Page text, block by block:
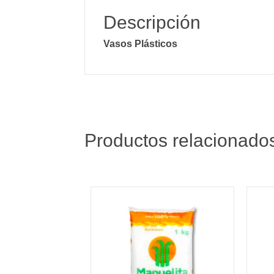
Descripción
Vasos Plásticos
Productos